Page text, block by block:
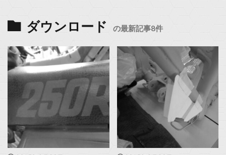
ダウンロード の最新記事8件